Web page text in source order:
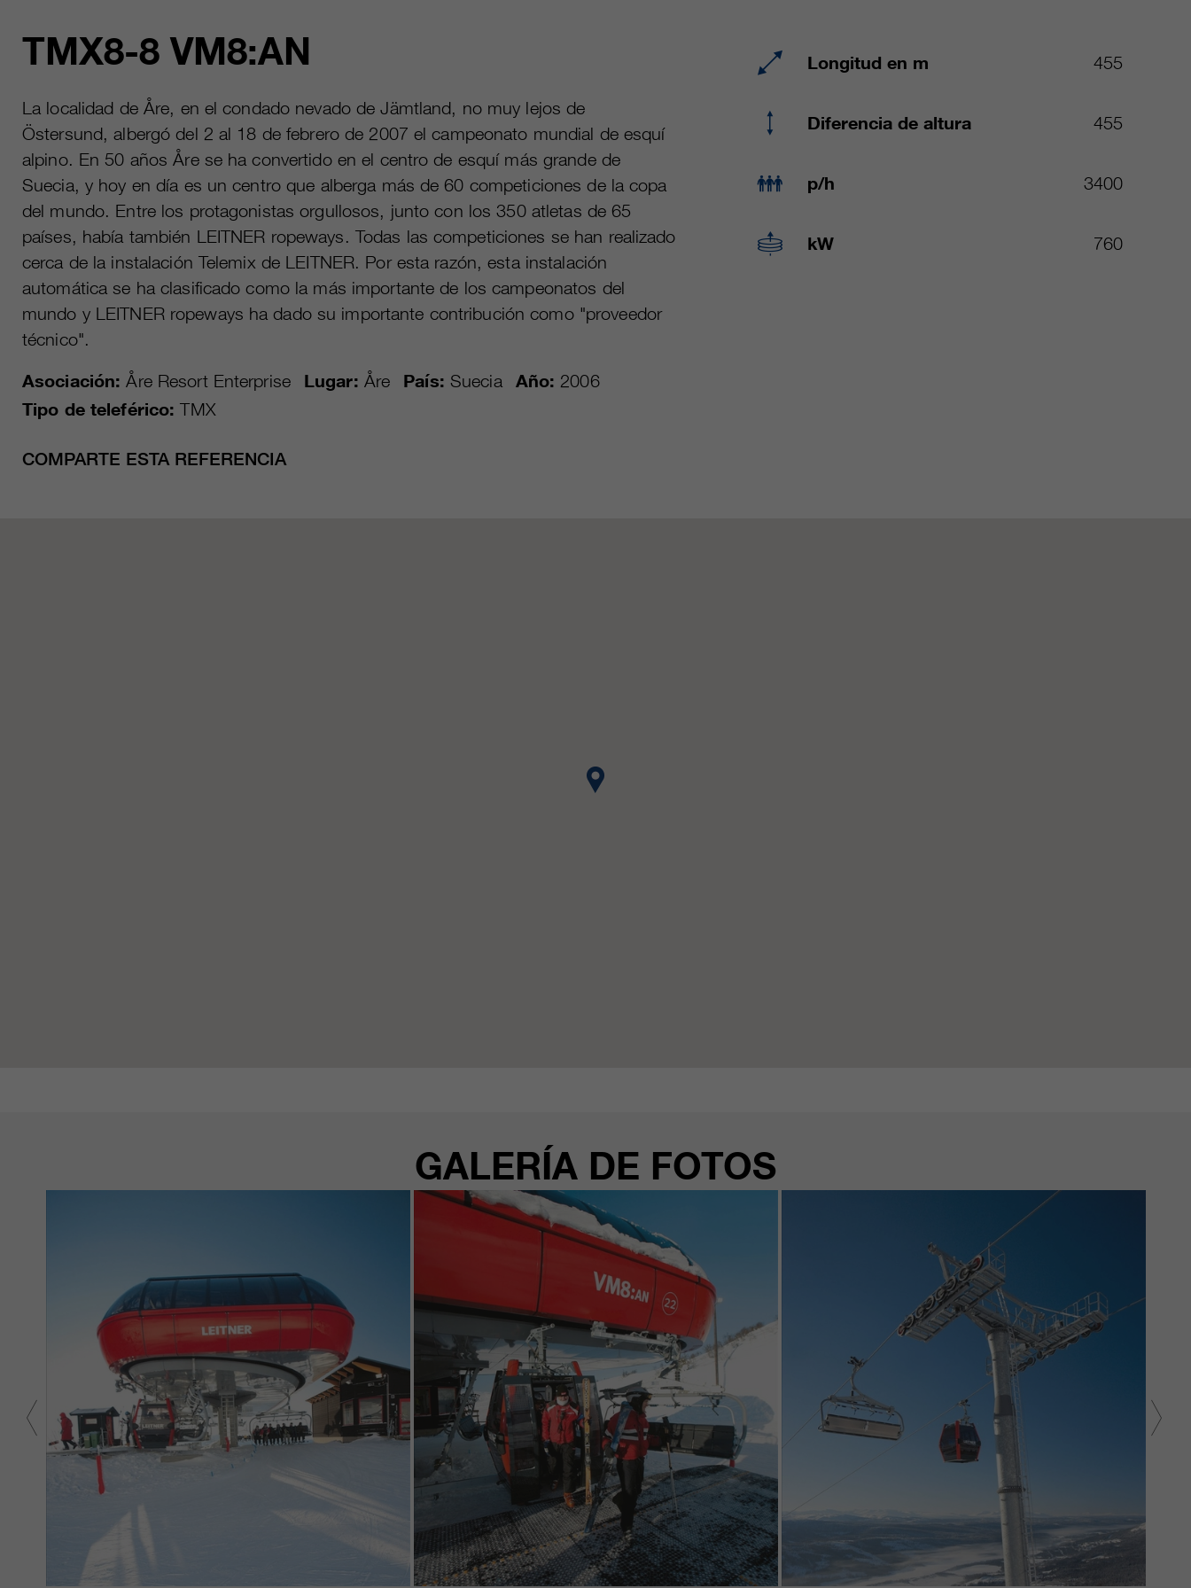
TMX8-8 VM8:AN
La localidad de Åre, en el condado nevado de Jämtland, no muy lejos de
Östersund, albergó del 2 al 18 de febrero de 2007 el campeonato mundial de esquí
alpino. En 50 años Åre se ha convertido en el centro de esquí más grande de
Suecia, y hoy en día es un centro que alberga más de 60 competiciones de la copa
del mundo. Entre los protagonistas orgullosos, junto con los 350 atletas de 65
países, había también LEITNER ropeways. Todas las competiciones se han realizado
cerca de la instalación Telemix de LEITNER. Por esta razón, esta instalación
automática se ha clasificado como la más importante de los campeonatos del
mundo y LEITNER ropeways ha dado su importante contribución como "proveedor
técnico".
Asociación: Åre Resort Enterprise Lugar: Åre País: Suecia Año: 2006
Tipo de teleférico: TMX
COMPARTE ESTA REFERENCIA
Longitud en m 455
Diferencia de altura 455
p/h 3400
kW 760
GALERÍA DE FOTOS
duración 30 días
fin
Guarda la configuración de la cookie
Mehrere - variieren zwischen 2 Jahren und 6
fin
Estas cookies son utilizadas por Google
información de uso, incluida información
personal y no personal. Para más información,
consulte la política de privacidad de Google
Analytics en https:/policies.google.com/
privacy. que nos ayudan a mejorar nuestras
aplicaciones y nuestros sitios web. Esta
información también se transmite a nuestros
clientes/ socios.